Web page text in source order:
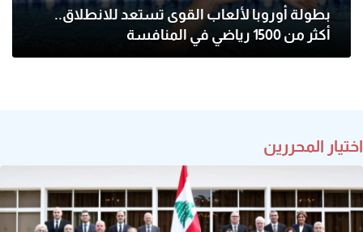
بطولة أوروبا لألعاب القوى تستعد للانطلاق..
أكثر من 1500 رياضي في المنافسة
اختيار المحررين